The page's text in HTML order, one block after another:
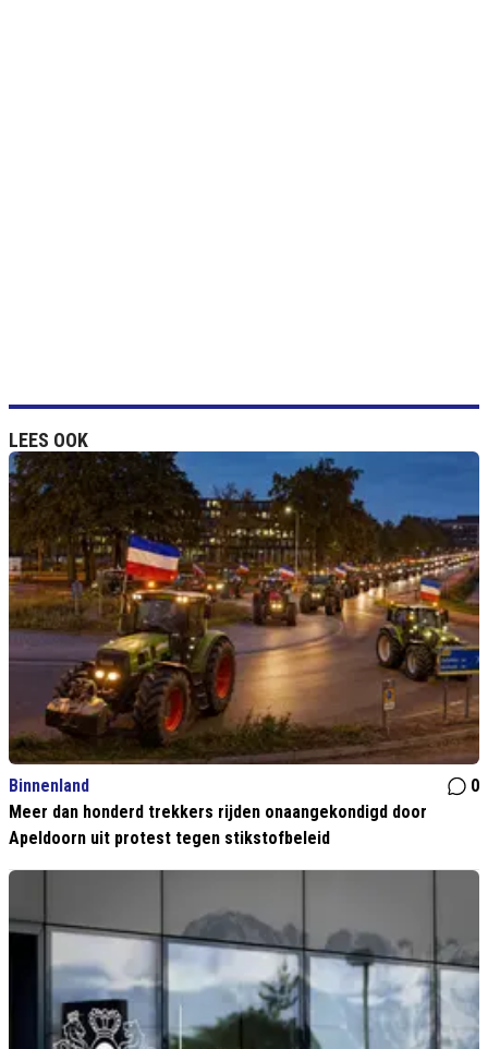
LEES OOK
Binnenland
0
Meer dan honderd trekkers rijden onaangekondigd door
Apeldoorn uit protest tegen stikstofbeleid